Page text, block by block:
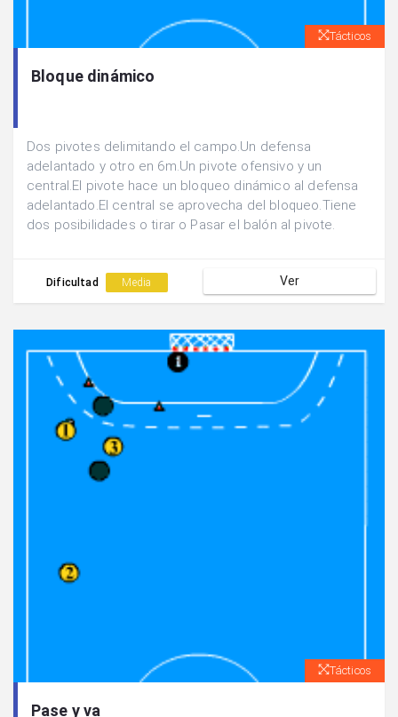
Tácticos
Bloque dinámico
Dos pivotes delimitando el campo.Un defensa
adelantado y otro en 6m.Un pivote ofensivo y un
central.El pivote hace un bloqueo dinámico al defensa
adelantado.El central se aprovecha del bloqueo.Tiene
dos posibilidades o tirar o Pasar el balón al pivote.
Dificultad Media Ver
Tácticos
Pase y va